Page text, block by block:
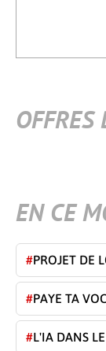
OFFRES
EN CE
#PROJET DE
#PAYE TA
#L'IA DANS